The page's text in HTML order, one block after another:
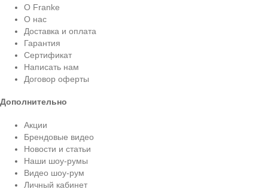
О Franke
О нас
Доставка и оплата
Гарантия
Сертификат
Написать нам
Договор оферты
Дополнительно
Акции
Брендовые видео
Новости и статьи
Наши шоу-румы
Видео шоу-рум
Личный кабинет